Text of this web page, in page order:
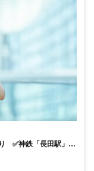
✅神鉄「長田駅」よ